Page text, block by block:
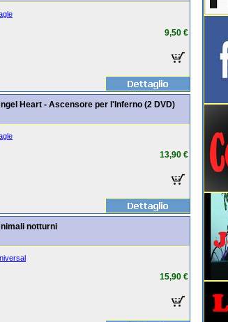
9,50 €
Heart - Ascensore per l'Inferno (2 DVD)
13,90 €
notturni
15,90 €